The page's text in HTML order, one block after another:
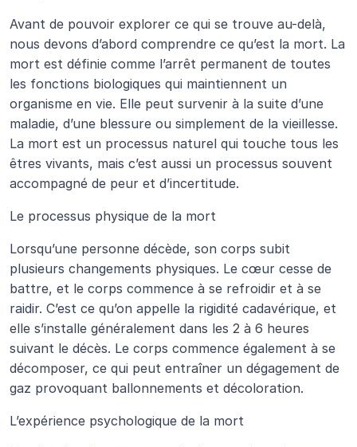
Avant de pouvoir explorer ce qui se trouve au-delà,
nous devons d’abord comprendre ce qu’est la mort. La
mort est définie comme l’arrêt permanent de toutes
les fonctions biologiques qui maintiennent un
organisme en vie. Elle peut survenir à la suite d’une
maladie, d’une blessure ou simplement de la vieillesse.
La mort est un processus naturel qui touche tous les
êtres vivants, mais c’est aussi un processus souvent
accompagné de peur et d’incertitude.
Le processus physique de la mort
Lorsqu’une personne décède, son corps subit
plusieurs changements physiques. Le cœur cesse de
battre, et le corps commence à se refroidir et à se
raidir. C’est ce qu’on appelle la rigidité cadavérique, et
elle s’installe généralement dans les 2 à 6 heures
suivant le décès. Le corps commence également à se
décomposer, ce qui peut entraîner un dégagement de
gaz provoquant ballonnements et décoloration.
L’expérience psychologique de la mort